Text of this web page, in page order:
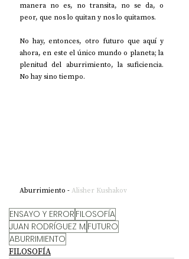
manera no es, no transita, no se da, o
peor, que nos lo quitan y nos lo quitamos.
No hay, entonces, otro futuro que aquí y
ahora, en este el único mundo o planeta; la
plenitud del aburrimiento, la suficiencia.
No hay sino tiempo.
Aburrimiento - Alisher Kushakov
ENSAYO Y ERROR FILOSOFÍA
JUAN RODRÍGUEZ M.FUTURO
ABURRIMIENTO
FILOSOFÍA